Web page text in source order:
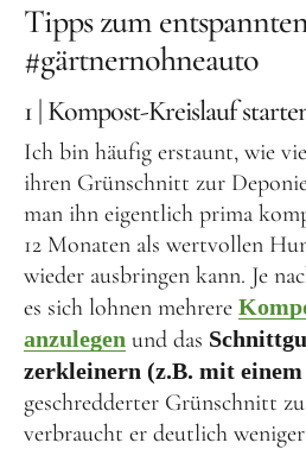
Tipps zum
#gärtnernohneauto
1 | Kompost-Kreislauf
Ich bin häufig erstaunt, wie
ihren Grünschnitt zur
man ihn eigentlich prima
12 Monaten als wertvollen
wieder ausbringen kann. Je
es sich lohnen mehrere
anzulegen und das
zerkleinern (z.B. mit einem
geschredderter Grünschnitt
verbraucht er deutlich